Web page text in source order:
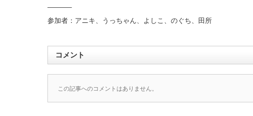
———–
参加者：アニキ、うっちゃん、よしこ、のぐち、田所
コメント
この記事へのコメントはありません。